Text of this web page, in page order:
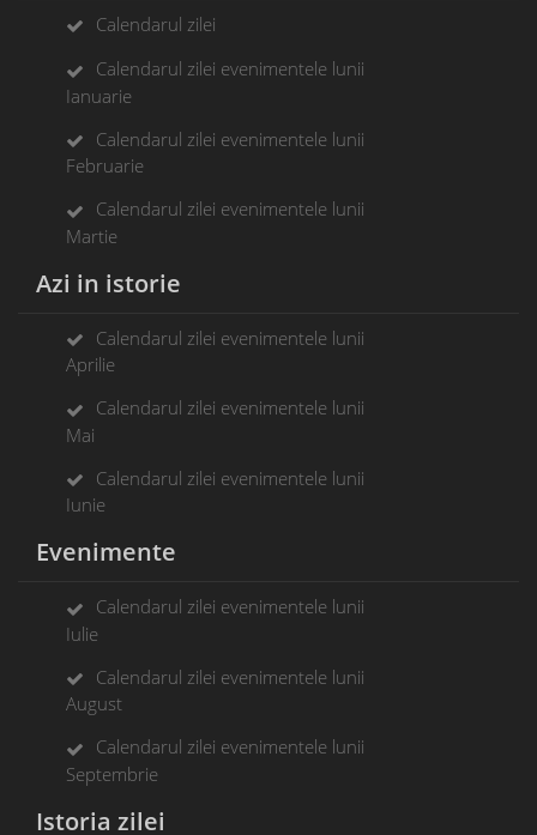
Calendarul zilei
Calendarul zilei evenimentele lunii
Ianuarie
Calendarul zilei evenimentele lunii
Februarie
Calendarul zilei evenimentele lunii
Martie
Azi in istorie
Calendarul zilei evenimentele lunii
Aprilie
Calendarul zilei evenimentele lunii
Mai
Calendarul zilei evenimentele lunii
Iunie
Evenimente
Calendarul zilei evenimentele lunii
Iulie
Calendarul zilei evenimentele lunii
August
Calendarul zilei evenimentele lunii
Septembrie
Istoria zilei